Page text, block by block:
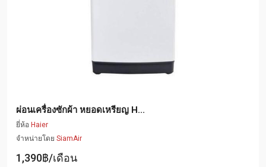
ผ่อนเครื่องซักผ้า หยอดเหรียญ H...
ยี่ห้อ Haier
จำหน่ายโดย SiamAir
1,390฿/เดือน